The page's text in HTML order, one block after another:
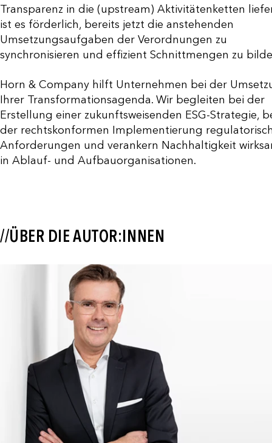
Transparenz in die (upstream) Aktivitätenketten
ist es förderlich, bereits jetzt die anstehenden
Umsetzungsaufgaben der Verordnungen zu
synchronisieren und effizient Schnittmengen zu
Horn & Company hilft Unternehmen bei der
Ihrer Transformationsagenda. Wir begleiten bei der
Erstellung einer zukunftsweisenden ESG-Strategie,
der rechtskonformen Implementierung
Anforderungen und verankern Nachhaltigkeit
in Ablauf- und Aufbauorganisationen.
//ÜBER DIE AUTOR:INNEN